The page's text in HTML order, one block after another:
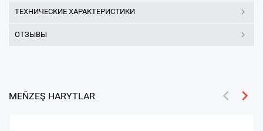
ТЕХНИЧЕСКИЕ ХАРАКТЕРИСТИКИ
ОТЗЫВЫ
MEŇZEŞ HARYTLAR